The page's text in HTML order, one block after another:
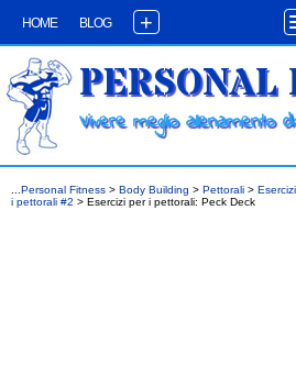
HOME BLOG +
PERSONAL
Vivere meglio allenamento
Personal Fitness > Body Building > Pettorali >
i pettorali #2 > Esercizi per i pettorali: Peck Deck